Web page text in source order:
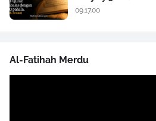
09.17.00
Al-Fatihah Merdu